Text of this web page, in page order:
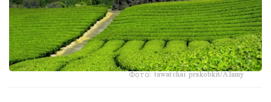
Фото: tawatchai prakobkit/Alamy